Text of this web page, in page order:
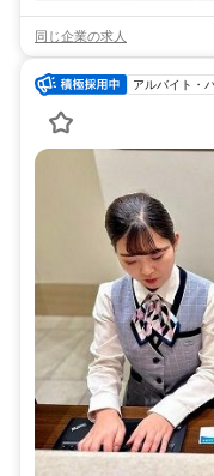
同じ企業の求人
アルバイト・